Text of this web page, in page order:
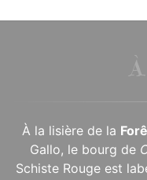
À
À la lisière de la
Gallo, le bourg de
Schiste Rouge est